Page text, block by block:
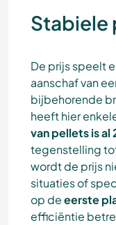
Stabiele
De prijs speelt
aanschaf van
bijbehorende
heeft hier
van pellets is
tegenstelling
wordt de prijs
situaties of
op deeerste
efficiëntie